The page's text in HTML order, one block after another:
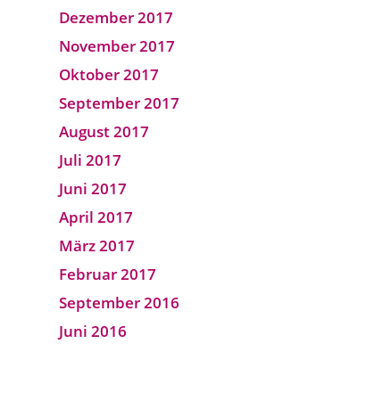
Dezember 2017
November 2017
Oktober 2017
September 2017
August 2017
Juli 2017
Juni 2017
April 2017
März 2017
Februar 2017
September 2016
Juni 2016